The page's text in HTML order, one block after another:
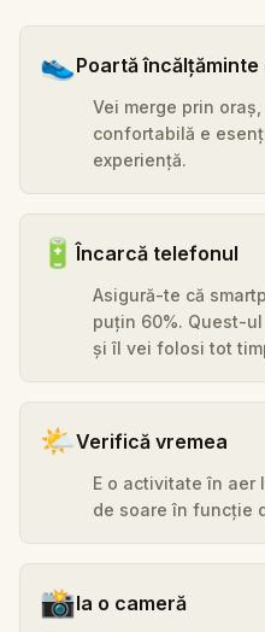
👟Poartă
Vei merge prin
confortabilă e
experiență.
🔋Încarcă telefonul
Asigură-te că
puțin 60%. Quest-
și îl vei folosi tot
🌤️Verifică vremea
E o activitate în aer
de soare în funcție
📸Ia o cameră